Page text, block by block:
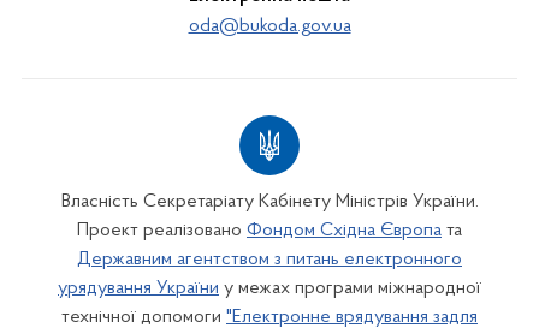
oda@bukoda.gov.ua
Власність Секретаріату Кабінету Міністрів України.
Проект реалізовано Фондом Східна Європа та
Державним агентством з питань електронного
урядування України у межах програми міжнародної
технічної допомоги "Електронне врядування задля